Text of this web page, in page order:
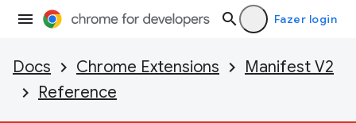
Fazer login
Docs Chrome Extensions
Manifest V2
Reference